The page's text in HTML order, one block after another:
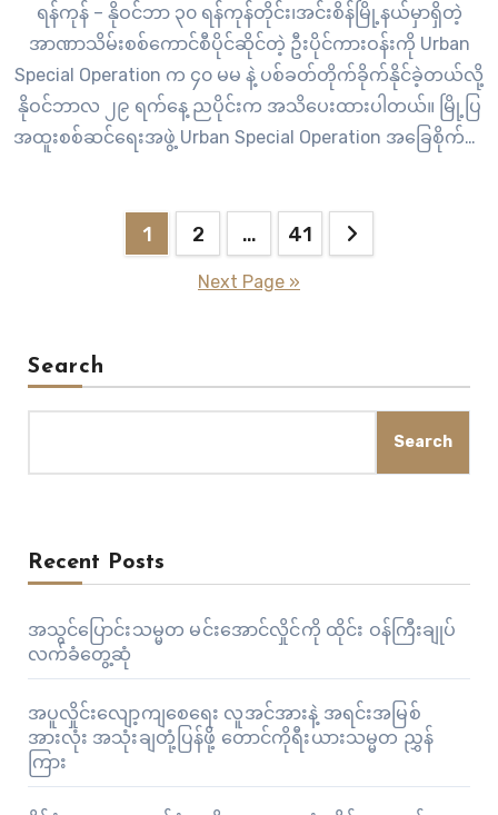
ရန်ကုန် – နိုဝင်ဘာ ၃၀ ရန်ကုန်တိုင်း၊အင်းစိန်မြို့နယ်မှာရှိတဲ့
အာဏာသိမ်းစစ်ကောင်စီပိုင်ဆိုင်တဲ့ ဦးပိုင်ကားဝန်းကို Urban
Special Operation က ၄၀ မမ နဲ့ ပစ်ခတ်တိုက်ခိုက်နိုင်ခဲ့တယ်လို့
နိုဝင်ဘာလ ၂၉ ရက်နေ့ ညပိုင်းက အသိပေးထားပါတယ်။ မြို့ပြ
အထူးစစ်ဆင်ရေးအဖွဲ့ Urban Special Operation အခြေစိုက်ရာ
1 2 … 41
Next Page »
Search
Search
Recent Posts
အသွင်ပြောင်းသမ္မတ မင်းအောင်လှိုင်ကို ထိုင်း ဝန်ကြီးချုပ်
လက်ခံတွေ့ဆုံ
အပူလှိုင်းလျော့ကျစေရေး လူအင်အားနဲ့ အရင်းအမြစ်
အားလုံး အသုံးချတုံ့ပြန်ဖို့ တောင်ကိုရီးယားသမ္မတ ညွှန်
ကြား